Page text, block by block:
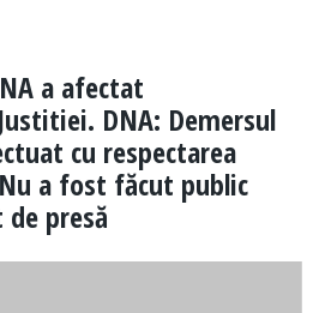
a afectat
DNA: Demersul
cu respectarea
a fost făcut public
presă